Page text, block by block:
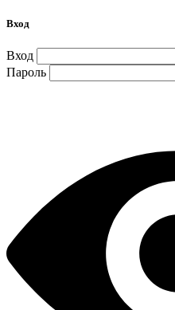
Вход
Вход
Пароль